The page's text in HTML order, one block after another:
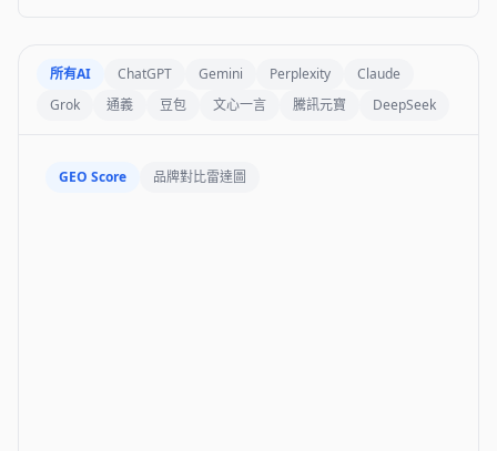
所有AI ChatGPT Gemini Perplexity
Claude
Grok
通義 豆包 文心一言 騰訊元寶 DeepSeek
GEO Score 品牌對比雷達圖